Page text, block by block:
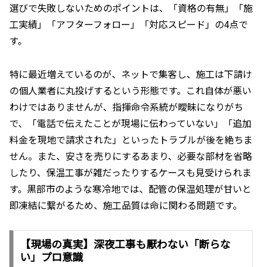
選びで失敗しないためのポイントは、「資格の有無」「施
工実績」「アフターフォロー」「対応スピード」の4点で
す。
特に最近増えているのが、ネットで集客し、施工は下請け
の個人業者に丸投げするという形態です。これ自体が悪い
わけではありませんが、指揮命令系統が曖昧になりがち
で、「電話で伝えたことが現場に伝わっていない」「追加
料金を現地で請求された」といったトラブルが後を絶ちま
せん。また、安さを売りにするあまり、必要な部材を省略
したり、保温工事が雑だったりするケースも見受けられま
す。黒部市のような寒冷地では、配管の保温処理が甘いと
即凍結に繋がるため、施工品質は命に関わる問題です。
【現場の真実】深夜工事も厭わない「断らな
い」プロ意識